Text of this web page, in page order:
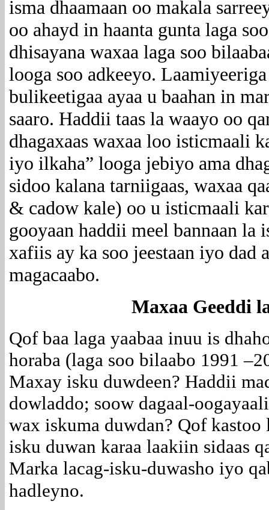
isma dhaamaan oo makala
oo ahayd in haanta gunta laga
dhisayana waxaa laga soo
looga soo adkeeyo.
bulikeetigaa ayaa u baahan in
saaro. Haddii taas la waayo oo
dhagaxaas waxaa loo isticmaali
iyo ilkaha” looga jebiyo ama
sidoo kalana tarniigaas, waxaa
& cadow kale) oo u isticmaali
gooyaan haddii meel bannaan la
xafiis ay ka soo jeestaan iyo dad
magacaabo.
Maxaa Geeddi
Qof baa laga yaabaa inuu is
horaba (laga soo bilaabo 1991
Maxay isku duwdeen? Haddii
dowladdo; soow dagaal-
wax iskuma duwdan? Qof kastoo
isku duwan karaa laakiin sidaas
Marka lacag-isku-duwasho iyo
hadleyno.